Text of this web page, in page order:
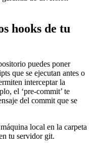
hooks de tu
puedes poner
que se ejecutan antes o
interceptar la
el ‘pre-commit’ te
del commit que se
local en la carpeta
tu servidor git.